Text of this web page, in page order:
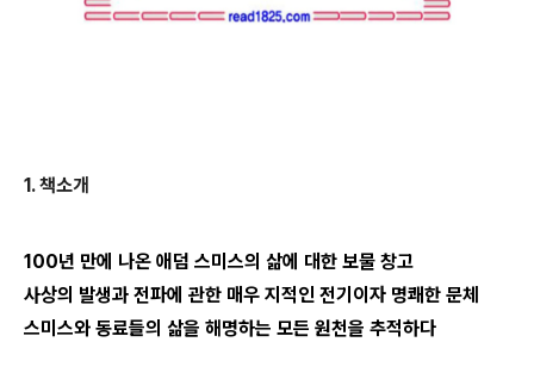
1.책소개
100년 만에 나온 애덤 스미스의 삶에 대한 보물 창고
사상의 발생과 전파에 관한 매우 지적인 전기이자 명쾌한 문체
스미스와 동료들의 삶을 해명하는 모든 원천을 추적하다